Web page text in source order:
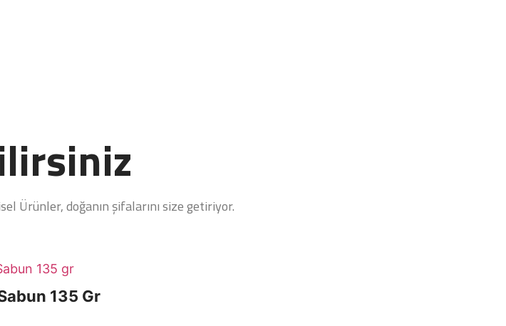
Ürünler, doğanın şifalarını size getiriyor.
135 Gr